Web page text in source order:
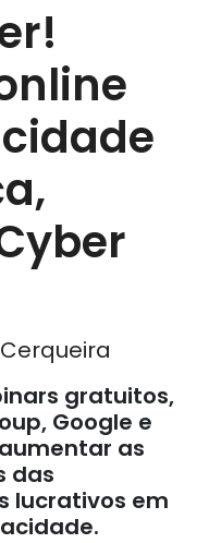
gratuitos,
Google e
as
das
lucrativos em